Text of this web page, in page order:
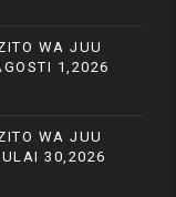
WA JUU
1,2026
WA JUU
30,2026